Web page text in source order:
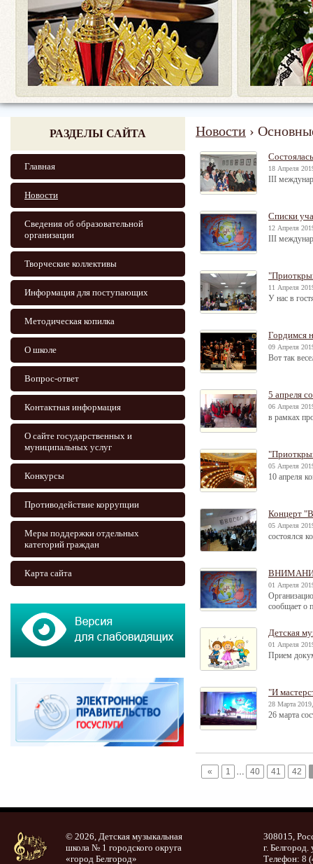
РАЗДЕЛЫ САЙТА
Главная
Новости
Сведения об образовательной
организации
Творческие коллективы
Информация для поступающих
Методическая копилка
О школе
Вопрос-ответ
Контактная информация
О сайте государственных и
муниципальных услуг
Конкурсы
Противодействие коррупции
Меры поддержки отдельных
категорий граждан
Карта сайта
Новости ›
18 Апреля
III
Списки
12 Апреля
III
11 Апреля
У нас в
Гордимся
09 Апреля
Вот так
5 апреля
06 Апреля
в рамках
05 Апреля
10 апреля
Концерт
05 Апреля
состоялся
01 Апреля
сообщает о
Детская
01 Апреля
Прием
"И
28 Марта
26 марта
« 1 … 40 41 42
© 2026, Детская музыкальная
школа № 1 городского округа
«город Белгород»
308015,
г. Белгород.
Телефон: 8